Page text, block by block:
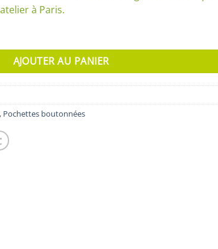
à Paris.
AJOUTER AU PANIER
, Pochettes boutonnées